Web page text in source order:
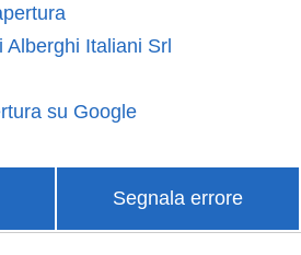
Alberghi Italiani Srl
su Google
Segnala errore